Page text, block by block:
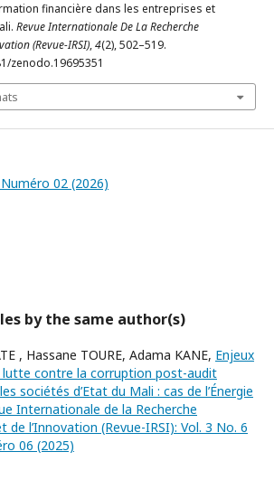
financière dans les entreprises et
Revue Internationale De La Recherche
(Revue-IRSI),4(2), 502–519.
zenodo.19695351
02 (2026)
by the same author(s)
, Hassane TOURE, Adama KANE, Enjeux
lutte contre la corruption post-audit
sociétés d’Etat du Mali : cas de l’Énergie
Internationale de la Recherche
de l’Innovation (Revue-IRSI): Vol. 3 No. 6
06 (2025)